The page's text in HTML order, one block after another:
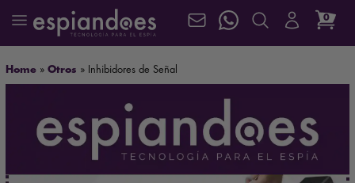
0
Home» Otros » Inhibidores de Señal